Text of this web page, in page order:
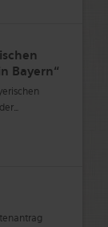
Bayern“
…